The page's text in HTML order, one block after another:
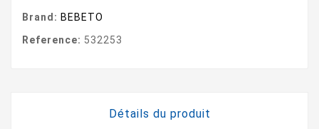
Brand: BEBETO
Reference: 532253
Détails du produit